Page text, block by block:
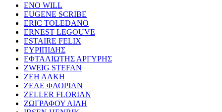
ENO WILL
EUGENE SCRIBE
ERIC TOLEDANO
ERNEST LEGOUVE
ESTAIRE FELIX
ΕΥΡΙΠΙΔΗΣ
ΕΦΤΑΛΙΩΤΗΣ ΑΡΓΥΡΗΣ
ZWEIG STEFAN
ΖΕΗ ΑΛΚΗ
ΖΕΛΕ ΦΛΟΡΙΑΝ
ZELLER FLORIAN
ΖΩΓΡΑΦΟΥ ΛΙΛΗ